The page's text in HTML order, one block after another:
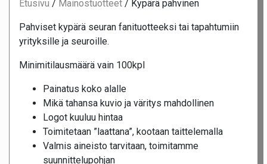
Etusivu / Mainostuotteet / Kypärä pahvinen
Pahviset kypärä seuran fanituotteeksi tai tapahtumiin
yrityksille ja seuroille.
Minimitilausmäärä vain 100kpl
Painatus koko alalle
Mikä tahansa kuvio ja väritys mahdollinen
Logot kuuluu hintaa
Toimitetaan ”laattana”, kootaan taittelemalla
Valmis aineisto tarvitaan, toimitamme
suunnittelupohjan